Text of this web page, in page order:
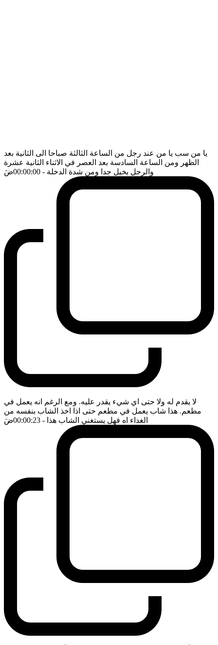
يا من سب يا من عند رجل من الساعة الثالثة صباحا الى الثانية بعد
الظهر ومن الساعة السادسة بعد العصر في الاثناء الثانية عشرة
والرجل بخيل جدا ومن شدة الدخلة - 00:00:00 ضَ
لا يقدم له ولا حتى اي شيء يقدر عليه. ومع الرغم انه يعمل في
مطعم. هذا شاب يعمل في مطعم حتى اذا اخذ الشاب بنفسه من
الغداء اه فهل يستغني الشاب هذا - 00:00:23 ضَ